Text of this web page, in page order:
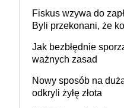
Fiskus wzywa do
Byli przekonani, że
Jak bezbłędnie
ważnych zasad
Nowy sposób na
odkryli żyłę złota